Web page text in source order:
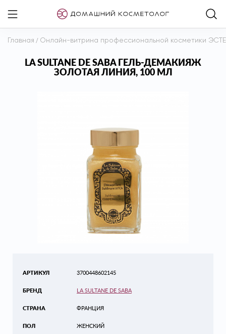
Главная / Онлайн-витрина профессиональной косметики
LA SULTANE DE SABA ГЕЛЬ-ДЕМАКИЯЖ
ЗОЛОТАЯ ЛИНИЯ, 100 МЛ
АРТИКУЛ
БРЕНД
СТРАНА
ПОЛ
3700448602145
LA SULTANE DE SABA
ФРАНЦИЯ
ЖЕНСКИЙ